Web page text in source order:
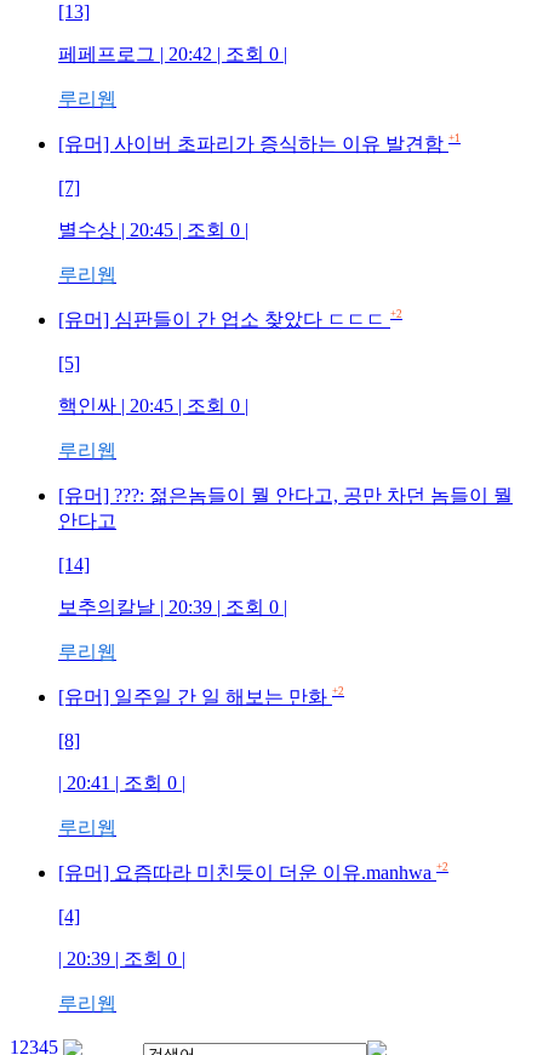
[13]
페페프로그 | 20:42 | 조회 0 |
루리웹
[유머] 사이버 초파리가 증식하는 이유 발견함 +1
[7]
별수상 | 20:45 | 조회 0 |
루리웹
[유머] 심판들이 간 업소 찾았다 ㄷㄷㄷ +2
[5]
핵인싸 | 20:45 | 조회 0 |
루리웹
[유머] ???: 젊은놈들이 뭘 안다고, 공만 차던 놈들이 뭘
안다고
[14]
보추의칼날 | 20:39 | 조회 0 |
루리웹
[유머] 일주일 간 일 해보는 만화 +2
[8]
| 20:41 | 조회 0 |
루리웹
[유머] 요즘따라 미친듯이 더운 이유.manhwa +2
[4]
| 20:39 | 조회 0 |
루리웹
1 2345